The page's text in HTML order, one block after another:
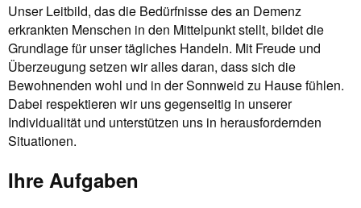
Unser Leitbild, das die Bedürfnisse des an Demenz
erkrankten Menschen in den Mittelpunkt stellt, bildet die
Grundlage für unser tägliches Handeln. Mit Freude und
Überzeugung setzen wir alles daran, dass sich die
Bewohnenden wohl und in der Sonnweid zu Hause fühlen.
Dabei respektieren wir uns gegenseitig in unserer
Individualität und unterstützen uns in herausfordernden
Situationen.
Ihre Aufgaben